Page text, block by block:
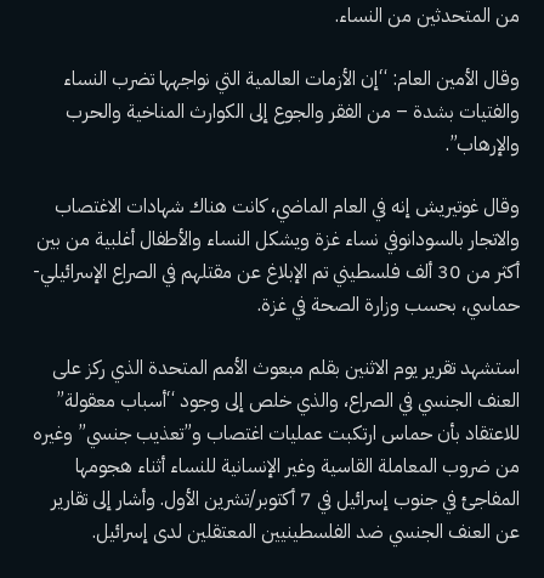
من المتحدثين من النساء.
وقال الأمين العام: “إن الأزمات العالمية التي نواجهها تضرب النساء
والفتيات بشدة – من الفقر والجوع إلى الكوارث المناخية والحرب
والإرهاب”.
وقال غوتيريش إنه في العام الماضي، كانت هناك شهادات الاغتصاب
والاتجار بالسودانوفي نساء غزة ويشكل النساء والأطفال أغلبية من بين
أكثر من 30 ألف فلسطيني تم الإبلاغ عن مقتلهم
في الصراع الإسرائيلي-
حماسي، بحسب وزارة الصحة في غزة.
استشهدتقرير يوم الاثنين بقلم مبعوث الأمم المتحدة الذي ركز على
العنف الجنسي في الصراع، والذي خلص إلى وجود “أسباب معقولة”
للاعتقاد بأن حماس ارتكبت عمليات اغتصاب و”تعذيب جنسي” وغيره
من ضروب المعاملة القاسية وغير الإنسانية للنساء أثناء هجومها
المفاجئ في جنوب إسرائيل في 7 أكتوبر/تشرين الأول. وأشار إلى
تقارير
عن العنف الجنسي ضد الفلسطينيين المعتقلين لدى إسرائيل.